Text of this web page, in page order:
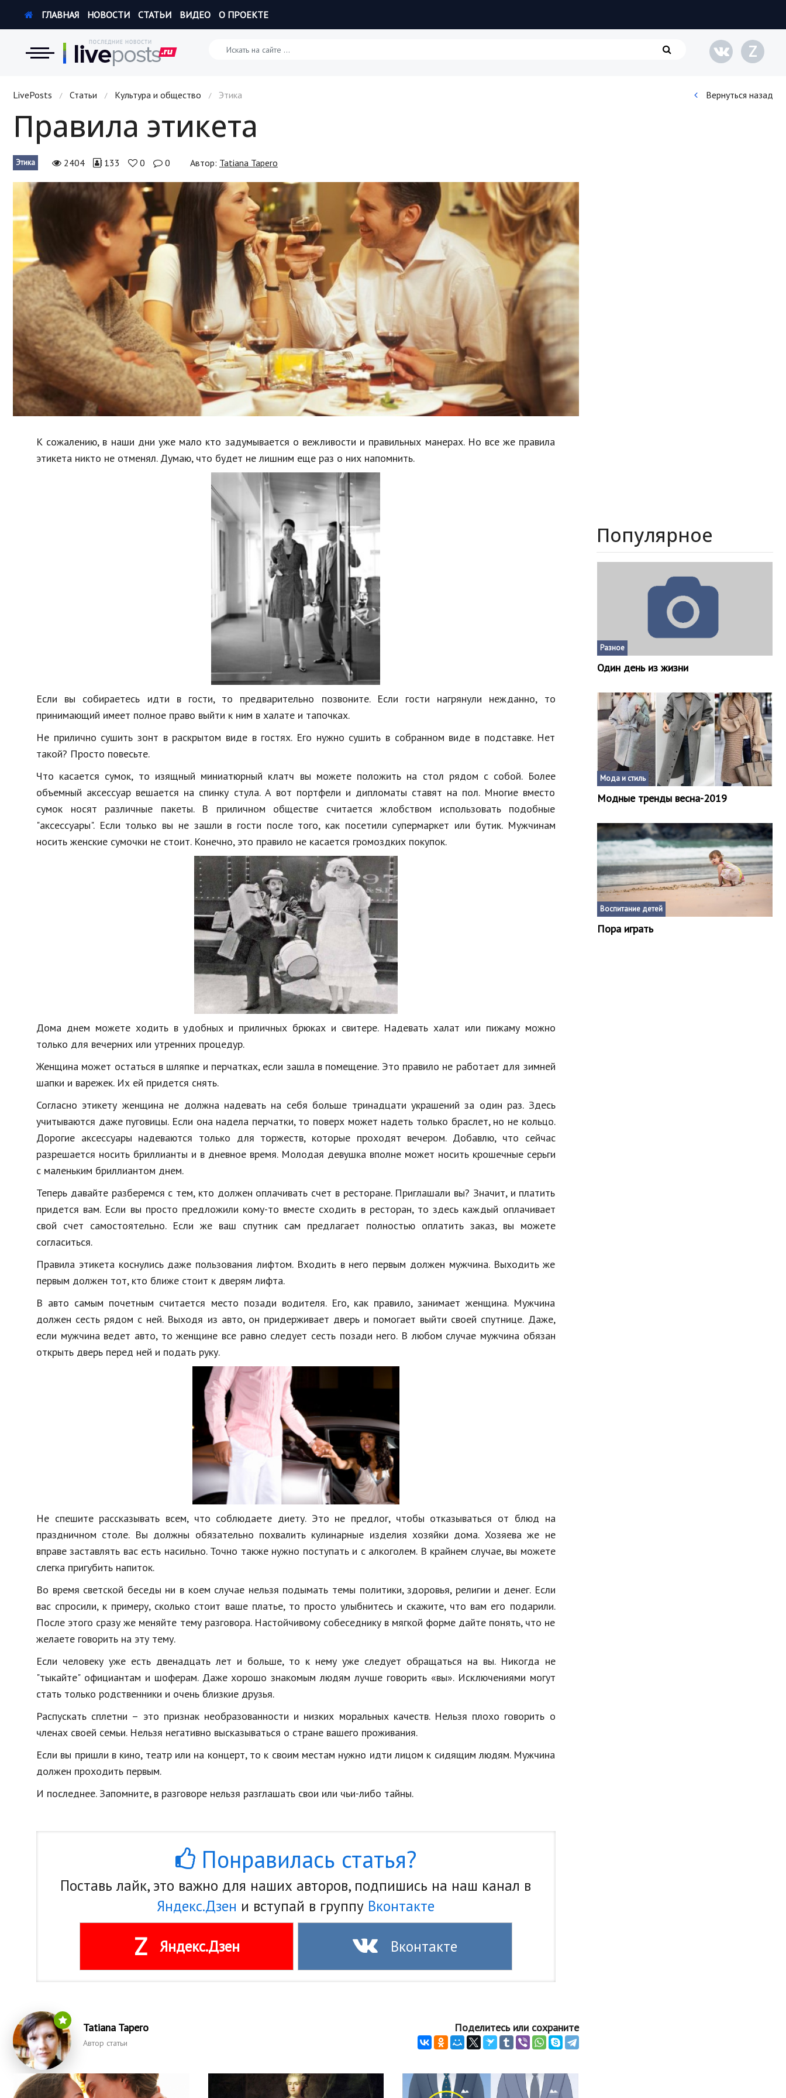
Новости
Экономика
Происшествия
Hi-Tech. Интернет
Россия
Наука и техника
Политика
Образование
В мире
Культура
Авто, мото
Спорт
Знаменитости
Красота и здоровье
Hi-Tech. Интернет
Авто, мото
Дом и сад
Недвижимость
Спорт и фитнес
Психология и отношения
Творчество и рукоделие
Разное
Работа и бизнес
Животные
Еда и напитки
Праздники и подарки
Семья и дети
Путешествия
Строительство
Культура и общество
Мода и стиль
Бизнес
Хобби и развлечения
Финансы
Юриспруденция
Природа
Образование
Наука и технологии
ГЛАВНАЯ НОВОСТИ СТАТЬИ ВИДЕО О ПРОЕКТЕ
Z
LivePosts / Статьи / Культура и общество / Этика Вернуться назад
Правила этикета
Этика 2404 133 0 0 Автор: Tatiana Tapero
К сожалению, в наши дни уже мало кто задумывается о вежливости и правильных манерах. Но все же правила
этикета никто не отменял. Думаю, что будет не лишним еще раз о них напомнить.
Если вы собираетесь идти в гости, то предварительно позвоните. Если гости нагрянули нежданно, то
принимающий имеет полное право выйти к ним в халате и тапочках.
Не прилично сушить зонт в раскрытом виде в гостях. Его нужно сушить в собранном виде в подставке. Нет
такой? Просто повесьте.
Что касается сумок, то изящный миниатюрный клатч вы можете положить на стол рядом с собой. Более
объемный аксессуар вешается на спинку стула. А вот портфели и дипломаты ставят на пол. Многие вместо
сумок носят различные пакеты. В приличном обществе считается жлобством использовать подобные
"аксессуары". Если только вы не зашли в гости после того, как посетили супермаркет или бутик. Мужчинам
носить женские сумочки не стоит. Конечно, это правило не касается громоздких покупок.
Дома днем можете ходить в удобных и приличных брюках и свитере. Надевать халат или пижаму можно
только для вечерних или утренних процедур.
Женщина может остаться в шляпке и перчатках, если зашла в помещение. Это правило не работает для зимней
шапки и варежек. Их ей придется снять.
Согласно этикету женщина не должна надевать на себя больше тринадцати украшений за один раз. Здесь
учитываются даже пуговицы. Если она надела перчатки, то поверх может надеть только браслет, но не кольцо.
Дорогие аксессуары надеваются только для торжеств, которые проходят вечером. Добавлю, что сейчас
разрешается носить бриллианты и в дневное время. Молодая девушка вполне может носить крошечные серьги
с маленьким бриллиантом днем.
Теперь давайте разберемся с тем, кто должен оплачивать счет в ресторане. Приглашали вы? Значит, и платить
придется вам. Если вы просто предложили кому-то вместе сходить в ресторан, то здесь каждый оплачивает
свой счет самостоятельно. Если же ваш спутник сам предлагает полностью оплатить заказ, вы можете
согласиться.
Правила этикета коснулись даже пользования лифтом. Входить в него первым должен мужчина. Выходить же
первым должен тот, кто ближе стоит к дверям лифта.
В авто самым почетным считается место позади водителя. Его, как правило, занимает женщина. Мужчина
должен сесть рядом с ней. Выходя из авто, он придерживает дверь и помогает выйти своей спутнице. Даже,
если мужчина ведет авто, то женщине все равно следует сесть позади него. В любом случае мужчина обязан
открыть дверь перед ней и подать руку.
Не спешите рассказывать всем, что соблюдаете диету. Это не предлог, чтобы отказываться от блюд на
праздничном столе. Вы должны обязательно похвалить кулинарные изделия хозяйки дома. Хозяева же не
вправе заставлять вас есть насильно. Точно также нужно поступать и с алкоголем. В крайнем случае, вы можете
слегка пригубить напиток.
Во время светской беседы ни в коем случае нельзя подымать темы политики, здоровья, религии и денег. Если
вас спросили, к примеру, сколько стоит ваше платье, то просто улыбнитесь и скажите, что вам его подарили.
После этого сразу же меняйте тему разговора. Настойчивому собеседнику в мягкой форме дайте понять, что не
желаете говорить на эту тему.
Если человеку уже есть двенадцать лет и больше, то к нему уже следует обращаться на вы. Никогда не
"тыкайте" официантам и шоферам. Даже хорошо знакомым людям лучше говорить «вы». Исключениями могут
стать только родственники и очень близкие друзья.
Распускать сплетни – это признак необразованности и низких моральных качеств. Нельзя плохо говорить о
членах своей семьи. Нельзя негативно высказываться о стране вашего проживания.
Если вы пришли в кино, театр или на концерт, то к своим местам нужно идти лицом к сидящим людям. Мужчина
должен проходить первым.
И последнее. Запомните, в разговоре нельзя разглашать свои или чьи-либо тайны.
Понравилась статья?
Поставь лайк, это важно для наших авторов, подпишись на наш канал в
Яндекс.Дзен и вступай в группу Вконтакте
Z Яндекс.Дзен Вконтакте
Tatiana Tapero
Автор статьи
Поделитесь или сохраните
Популярное
Разное
Один день из жизни
Мода и стиль
Модные тренды весна-2019
Воспитание детей
Пора играть